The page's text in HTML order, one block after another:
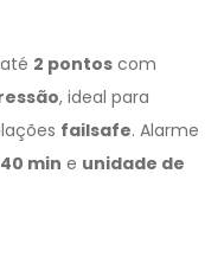
2 pontos com
, ideal para
failsafe. Alarme
40 min e unidade de